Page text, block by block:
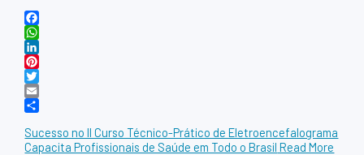
Facebook
WhatsApp
LinkedIn
Pinterest
Twitter
Email
Sucesso no II Curso Técnico-Prático de Eletroencefalograma
Capacita Profissionais de Saúde em Todo o Brasil Read More